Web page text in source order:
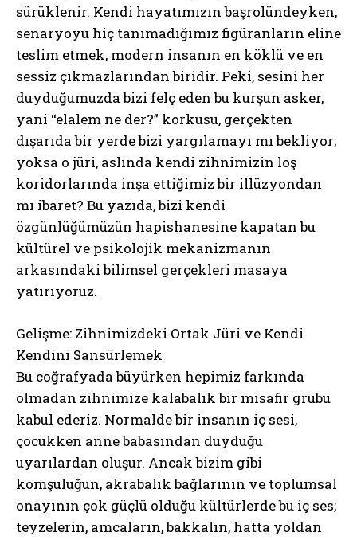
sürüklenir. Kendi hayatımızın başrolündeyken,
senaryoyu hiç tanımadığımız figüranların eline
teslim etmek, modern insanın en köklü ve en
sessiz çıkmazlarından biridir. Peki, sesini her
duyduğumuzda bizi felç eden bu kurşun asker,
yani “elalem ne der?” korkusu, gerçekten
dışarıda bir yerde bizi yargılamayı mı bekliyor;
yoksa o jüri, aslında kendi zihnimizin loş
koridorlarında inşa ettiğimiz bir illüzyondan
mı ibaret? Bu yazıda, bizi kendi
özgünlüğümüzün hapishanesine kapatan bu
kültürel ve psikolojik mekanizmanın
arkasındaki bilimsel gerçekleri masaya
yatırıyoruz.
Gelişme: Zihnimizdeki Ortak Jüri ve Kendi
Kendini Sansürlemek
Bu coğrafyada büyürken hepimiz farkında
olmadan zihnimize kalabalık bir misafir grubu
kabul ederiz. Normalde bir insanın iç sesi,
çocukken anne babasından duyduğu
uyarılardan oluşur. Ancak bizim gibi
komşuluğun, akrabalık bağlarının ve toplumsal
onayının çok güçlü olduğu kültürlerde bu iç ses;
teyzelerin, amcaların, bakkalın, hatta yoldan